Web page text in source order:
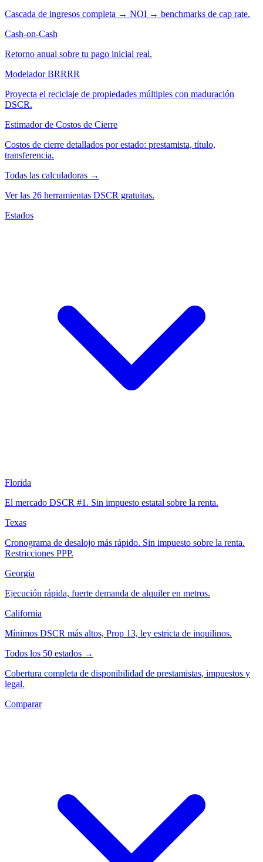
Cascada de ingresos completa → NOI → benchmarks de cap rate.
Cash-on-Cash
Retorno anual sobre tu pago inicial real.
Modelador BRRRR
Proyecta el reciclaje de propiedades múltiples con maduración
DSCR.
Estimador de Costos de Cierre
Costos de cierre detallados por estado: prestamista, título,
transferencia.
Todas las calculadoras →
Ver las 26 herramientas DSCR gratuitas.
Estados
Florida
El mercado DSCR #1. Sin impuesto estatal sobre la renta.
Texas
Cronograma de desalojo más rápido. Sin impuesto sobre la renta.
Restricciones PPP.
Georgia
Ejecución rápida, fuerte demanda de alquiler en metros.
California
Mínimos DSCR más altos, Prop 13, ley estricta de inquilinos.
Todos los 50 estados →
Cobertura completa de disponibilidad de prestamistas, impuestos y
legal.
Comparar